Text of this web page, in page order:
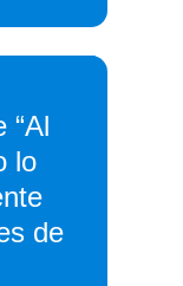
“Al
lo
de